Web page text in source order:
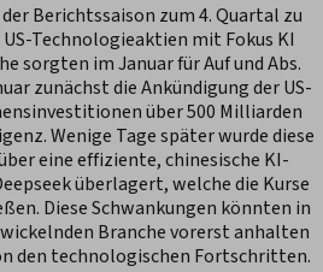
Berichtssaison zum 4. Quartal zu
Technologieaktien mit Fokus KI
sorgten im Januar für Auf und Abs.
zunächst die Ankündigung der US-
über 500 Milliarden
Wenige Tage später wurde diese
eine effiziente, chinesische KI-
überlagert, welche die Kurse
Diese Schwankungen könnten in
Branche vorerst anhalten
den technologischen Fortschritten.